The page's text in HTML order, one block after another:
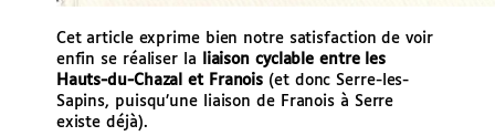
Cet article exprime bien notre satisfaction de voir
enfin se réaliser la
liaison cyclable entre les
Hauts-du-Chazal et Franois (et donc Serre-les-
Sapins, puisqu’une liaison de Franois à Serre
existe déjà).